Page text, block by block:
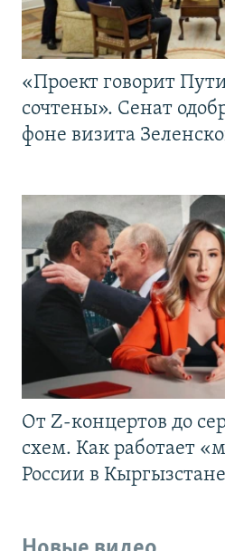
«Проект говорит
сочтены». Сенат
фоне визита
От Z-концертов до
схем. Как работает
России в